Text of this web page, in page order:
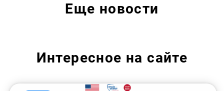
Еще новости
Интересное на сайте